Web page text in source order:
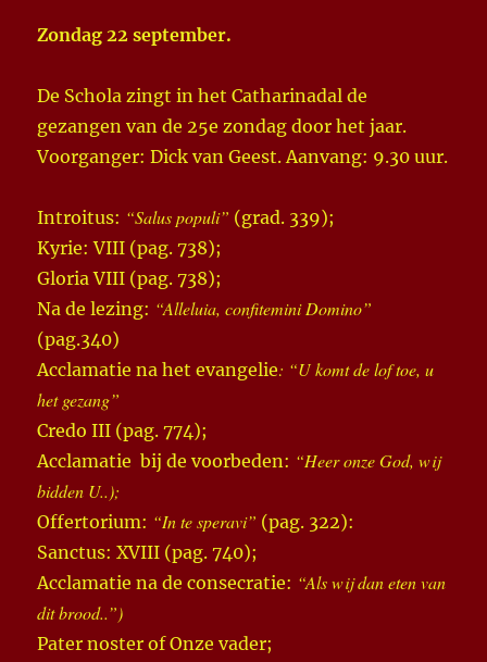
Zondag 22 september.
De Schola zingt in het Catharinadal de
gezangen van de 25e zondag door het jaar.
Voorganger: Dick van Geest. Aanvang: 9.30 uur.
Introitus: “Salus populi” (grad. 339);
Kyrie: VIII (pag. 738);
Gloria VIII (pag. 738);
Na de lezing: “Alleluia, confitemini Domino”
(pag.340)
Acclamatie na het evangelie: “U komt de lof toe, u
het gezang”
Credo III (pag. 774);
Acclamatie bij de voorbeden: “Heer onze God, wij
bidden U..);
Offertorium: “In te speravi” (pag. 322):
Sanctus: XVIII (pag. 740);
Acclamatie na de consecratie: “Als wij dan eten van
dit brood..”)
Pater noster of Onze vader;